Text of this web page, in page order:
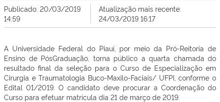
Publicado: 20/03/2019
14:59
Atualização mais recente:
24/03/2019 16:17
A Universidade Federal do Piauí, por meio da Pró-Reitoria de
Ensino de PósGraduação, torna público a quarta chamada do
resultado final da seleção para o Curso de Especialização em
Cirurgia e Traumatologia Buco-Maxilo-Faciais/ UFPI, conforme o
Edital 01/2019. O candidato deve procurar a Coordenação do
Curso para efetuar matrícula dia 21 de março de 2019.